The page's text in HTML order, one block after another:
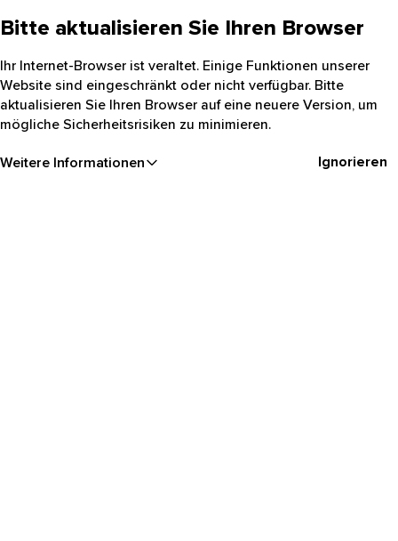
Bitte aktualisieren Sie Ihren Browser
Ihr Internet-Browser ist veraltet. Einige Funktionen unserer
Website sind eingeschränkt oder nicht verfügbar. Bitte
aktualisieren Sie Ihren Browser auf eine neuere Version, um
mögliche Sicherheitsrisiken zu minimieren.
Weitere Informationen Ignorieren